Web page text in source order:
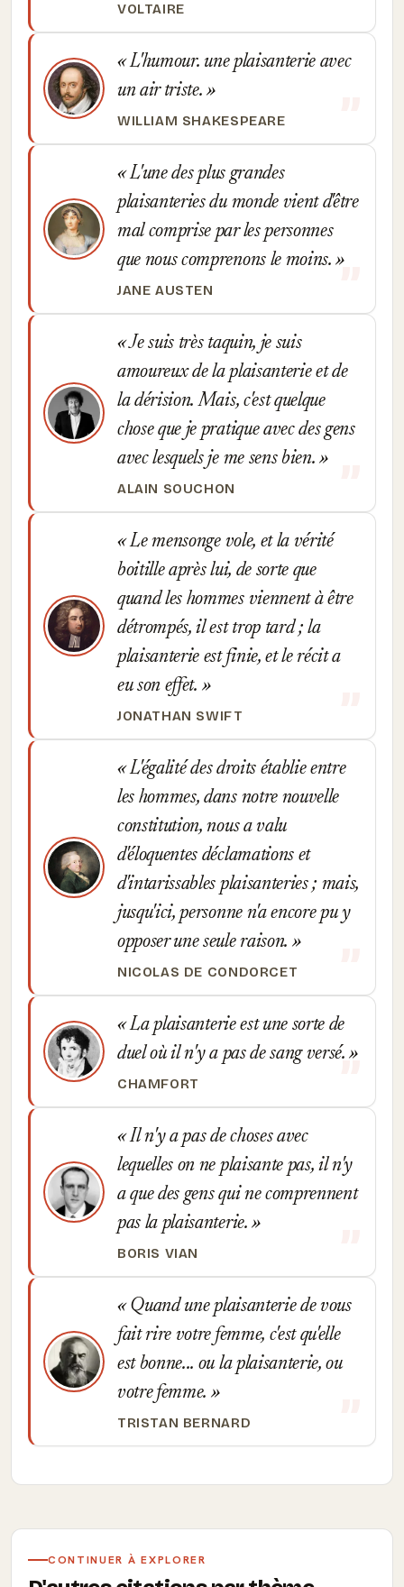
VOLTAIRE
L'humour. une plaisanterie avec
un air triste.
WILLIAM SHAKESPEARE
L'une des plus grandes
plaisanteries du monde vient d'être
mal comprise par les personnes
que nous comprenons le moins.
JANE AUSTEN
Je suis très taquin, je suis
amoureux de la plaisanterie et de
la dérision. Mais, c'est quelque
chose que je pratique avec des gens
avec lesquels je me sens bien.
ALAIN SOUCHON
Le mensonge vole, et la vérité
boitille après lui, de sorte que
quand les hommes viennent à être
détrompés, il est trop tard ; la
plaisanterie est finie, et le récit a
eu son effet.
JONATHAN SWIFT
L'égalité des droits établie entre
les hommes, dans notre nouvelle
constitution, nous a valu
d'éloquentes déclamations et
d'intarissables plaisanteries ; mais,
jusqu'ici, personne n'a encore pu y
opposer une seule raison.
NICOLAS DE CONDORCET
La plaisanterie est une sorte de
duel où il n'y a pas de sang versé.
CHAMFORT
Il n'y a pas de choses avec
lequelles on ne plaisante pas, il n'y
a que des gens qui ne comprennent
pas la plaisanterie.
BORIS VIAN
Quand une plaisanterie de vous
fait rire votre femme, c'est qu'elle
est bonne... ou la plaisanterie, ou
votre femme.
TRISTAN BERNARD
CONTINUER À EXPLORER